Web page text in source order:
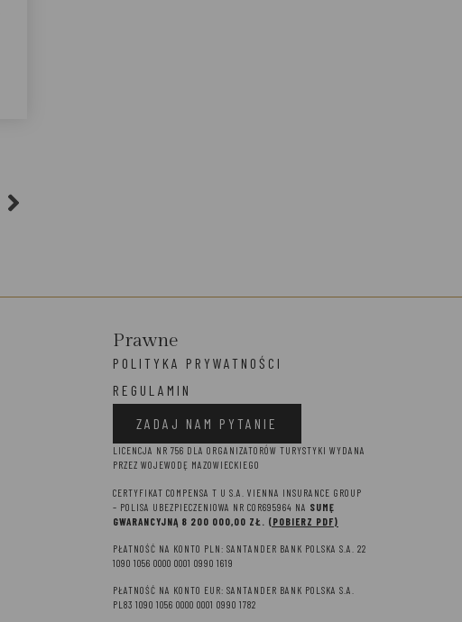
Prawne
POLITYKA PRYWATNOŚCI
REGULAMIN
ZADAJ NAM PYTANIE
LICENCJA NR 756 DLA ORGANIZATORÓW TURYSTYKI WYDANA
PRZEZ WOJEWODĘ MAZOWIECKIEGO
CERTYFIKAT COMPENSA T U S.A. VIENNA INSURANCE GROUP
– POLISA UBEZPIECZENIOWA NR COR695964 NA SUMĘ
GWARANCYJNĄ 8 200 000,00 ZŁ. (POBIERZ PDF)
PŁATNOŚĆ NA KONTO PLN: SANTANDER BANK POLSKA S.A. 22
1090 1056 0000 0001 0990 1619
PŁATNOŚĆ NA KONTO EUR: SANTANDER BANK POLSKA S.A.
PL83 1090 1056 0000 0001 0990 1782